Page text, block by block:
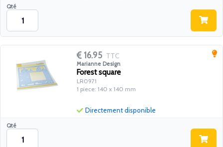
Qté
16.95 TTC
Marianne Design
Forest square
LR0971
1 piece: 140 x 140 mm
Qté
Directement disponible